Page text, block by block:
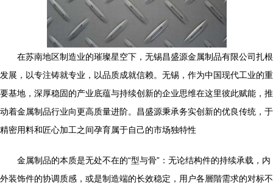
在苏南地区制造业的璀璨星空下，无锡昌盛源金属制品有限公司扎根
发展，以专注铸就专业，以品质成就信赖。无锡，作为中国现代工业的重
要基地，深厚稳固的产业底蕴与持续创新的企业思维在这里彼此赋能，推
动着金属制品行业向更高质量进阶。昌盛源秉承务实创新的优良传统，于
精密用料和匠心加工之间孕育属于自己的市场独特性
金属制品的本质是无处不在的“型与骨”：无论结构件的持续承载，内
外装饰件的协调质感，或是制造端的长效稳定，用户各層階需求的对标不